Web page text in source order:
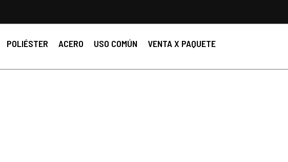
POLIÉSTER ACERO USO COMÚN VENTA X PAQUETE